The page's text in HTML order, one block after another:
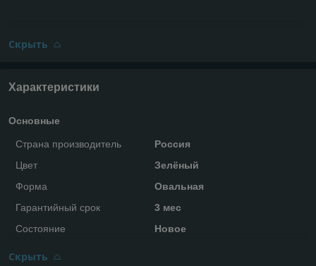
Скрыть
Характеристики
Основные
Страна производитель
Россия
Цвет
Зелёный
Форма
Овальная
Гарантийный срок
3 мес
Состояние
Новое
Скрыть